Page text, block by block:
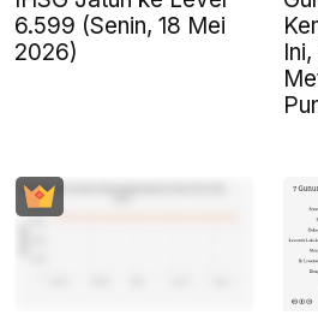
6.599 (Senin, 18 Mei
2026)